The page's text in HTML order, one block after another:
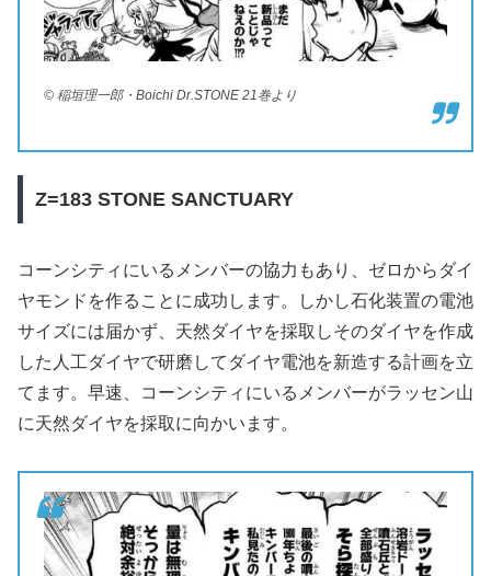
© 稲垣理一郎・Boichi Dr.STONE 21巻より
Z=183 STONE SANCTUARY
コーンシティにいるメンバーの協力もあり、ゼロからダイ
ヤモンドを作ることに成功します。しかし石化装置の電池
サイズには届かず、天然ダイヤを採取しそのダイヤを作成
した人工ダイヤで研磨してダイヤ電池を新造する計画を立
てます。早速、コーンシティにいるメンバーがラッセン山
に天然ダイヤを採取に向かいます。